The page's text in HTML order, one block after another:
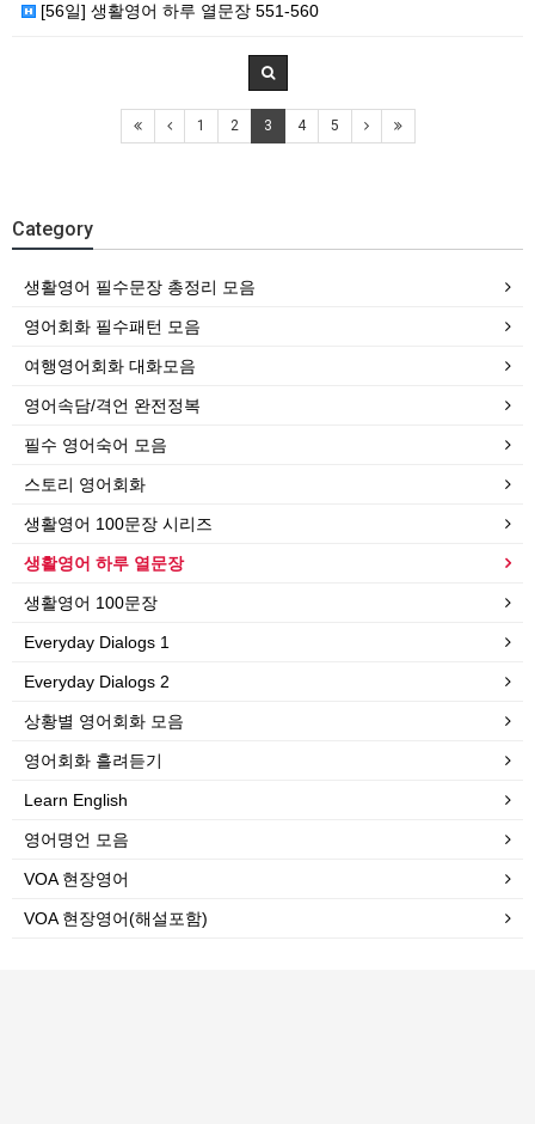
[56일] 생활영어 하루 열문장 551-560
1 2 3 4 5
Category
생활영어 필수문장 총정리 모음
영어회화 필수패턴 모음
여행영어회화 대화모음
영어속담/격언 완전정복
필수 영어숙어 모음
스토리 영어회화
생활영어 100문장 시리즈
생활영어 하루 열문장
생활영어 100문장
Everyday Dialogs 1
Everyday Dialogs 2
상황별 영어회화 모음
영어회화 흘려듣기
Learn English
영어명언 모음
VOA 현장영어
VOA 현장영어(해설포함)